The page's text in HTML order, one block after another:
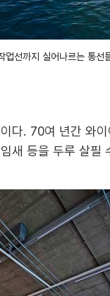
업선까지 실어나르는 통선
다. 70여 년간 와
새 등을 두루 살필